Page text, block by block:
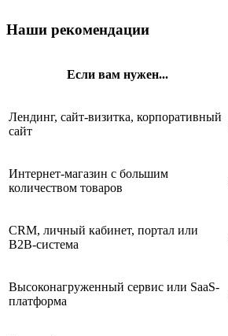
Наши рекомендации
Если вам нужен...
Лендинг, сайт-визитка, корпоративный
сайт
Интернет-магазин с большим
количеством товаров
CRM, личный кабинет, портал или
B2B-система
Высоконагруженный сервис или SaaS-
платформа